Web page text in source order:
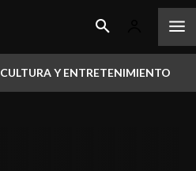
CULTURA Y ENTRETENIMIENTO